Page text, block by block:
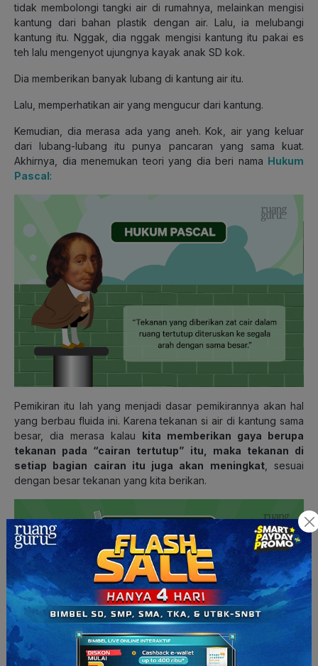
tidak membolongi tangki air di rumahnya, melainkan mengisi
kantung dari bahan plastik dengan air. Lalu, ia melubangi
kantung itu. Nggak, dia nggak mengisi kantung itu pakai es
teh lalu mengenyot ujungnya kayak anak SD kok.
Dia memberikan banyak lubang di kantung air itu.
Lalu, memperhatikan air yang mengucur dari kantung.
Kemudian, dia merasa ada yang aneh. Kok, air yang keluar
dari lubang-lubang itu punya pancaran yang sama kuat.
Akhirnya, dia menemukan teori yang dia beri nama Hukum
Pascal:
Pemikiran itu lah yang menjadi dasar pemikirannya akan hal
yang berbau fluida ini. Karena tekanan si air di kantung sama
besar, dia merasa kalau kita memberikan gaya berupa
tekanan pada “cairan tertutup” itu, maka tekanan di
setiap bagian cairan itu juga akan meningkat, sesuai
dengan besar tekanan yang kita berikan.